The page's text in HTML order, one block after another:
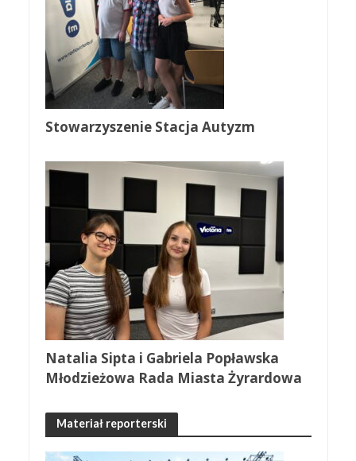
Stowarzyszenie Stacja Autyzm
Natalia Sipta i Gabriela Popławska
Młodzieżowa Rada Miasta Żyrardowa
Materiał reporterski